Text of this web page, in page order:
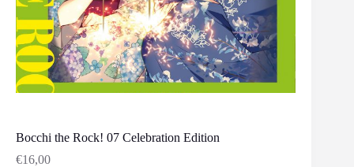
Bocchi the Rock! 07 Celebration Edition
€16,00